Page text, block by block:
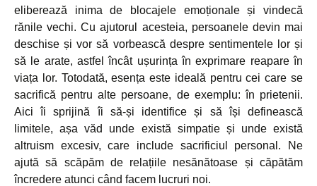
eliberează inima de blocajele emoționale și vindecă
rănile vechi. Cu ajutorul acesteia, persoanele devin mai
deschise și vor să vorbească despre sentimentele lor și
să le arate, astfel încât ușurința în exprimare reapare în
viața lor. Totodată, esența este ideală pentru cei care se
sacrifică pentru alte persoane, de exemplu: în prietenii.
Aici îi sprijină îi să-și identifice și să își definească
limitele, așa văd unde există simpatie și unde există
altruism excesiv, care include sacrificiul personal. Ne
ajută să scăpăm de relațiile nesănătoase și căpătăm
încredere atunci când facem lucruri noi.